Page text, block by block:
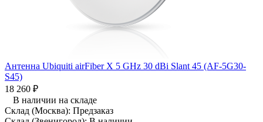
Антенна Ubiquiti airFiber X 5 GHz 30 dBi Slant 45 (AF-5G30-
S45)
18 260 ₽
В наличии на складе
Склад (Москва): Предзаказ